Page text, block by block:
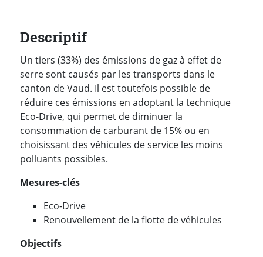
Descriptif
Un tiers (33%) des émissions de gaz à effet de
serre sont causés par les transports dans le
canton de Vaud. Il est toutefois possible de
réduire ces émissions en adoptant la technique
Eco-Drive, qui permet de diminuer la
consommation de carburant de 15% ou en
choisissant des véhicules de service les moins
polluants possibles.
Mesures-clés
Eco-Drive
Renouvellement de la flotte de véhicules
Objectifs